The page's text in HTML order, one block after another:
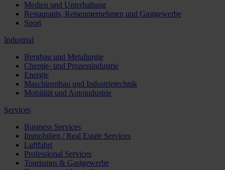
Medien und Unterhaltung
Restaurants, Reiseunternehmen und Gastgewerbe
Sport
Industrial
Bergbau und Metallurgie
Chemie- und Prozessindustrie
Energie
Maschinenbau und Industrietechnik
Mobilität und Autoindustrie
Services
Business Services
Immobilien / Real Estate Services
Luftfahrt
Professional Services
Tourismus & Gastgewerbe